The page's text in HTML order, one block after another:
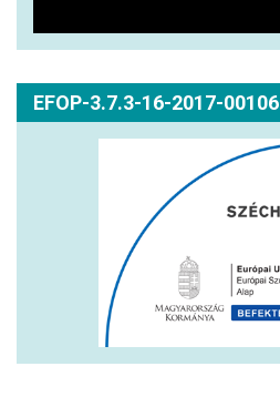
EFOP-3.7.3-16-2017-00106